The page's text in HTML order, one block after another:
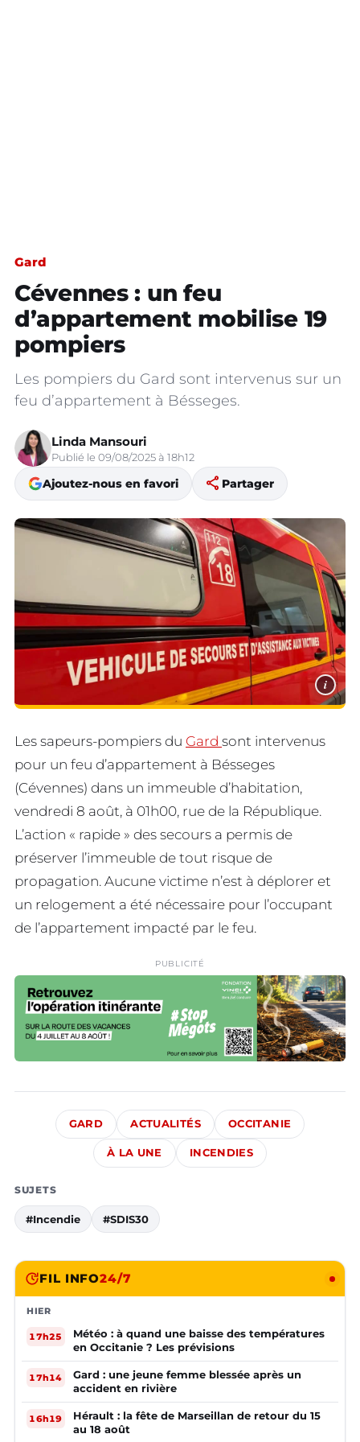
Gard
Cévennes : un feu
d’appartement mobilise 19
pompiers
Les pompiers du Gard sont intervenus sur un
feu d’appartement à Bésseges.
Linda Mansouri
Publié le 09/08/2025 à 18h12
Ajoutez-nous en favori share Partager
i
Les sapeurs-pompiers du Gard sont intervenus
pour un feu d’appartement à Bésseges
(Cévennes) dans un immeuble d’habitation,
vendredi 8 août, à 01h00, rue de la République.
L’action « rapide » des secours a permis de
préserver l’immeuble de tout risque de
propagation. Aucune victime n’est à déplorer et
un relogement a été nécessaire pour l’occupant
de l’appartement impacté par le feu.
PUBLICITÉ
GARD ACTUALITÉS OCCITANIE
À LA UNE INCENDIES
SUJETS
#Incendie #SDIS30
FIL INFO24/7
HIER
17h25
Météo : à quand une baisse des températures
en Occitanie ? Les prévisions
17h14
Gard : une jeune femme blessée après un
accident en rivière
16h19
Hérault : la fête de Marseillan de retour du 15
au 18 août